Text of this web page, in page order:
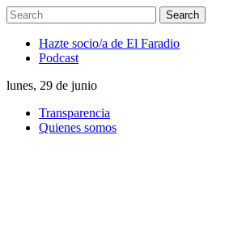
Hazte socio/a de El Faradio
Podcast
lunes, 29 de junio
Transparencia
Quienes somos